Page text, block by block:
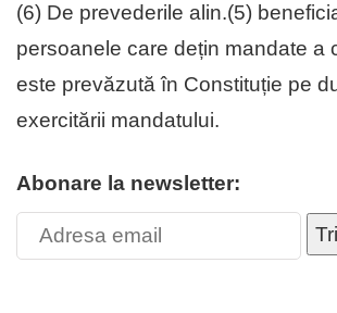
(6) De prevederile alin.(5)
persoanele care dețin mandate a
este prevăzută în Constituție pe
exercitării mandatului.
Abonare la newsletter: